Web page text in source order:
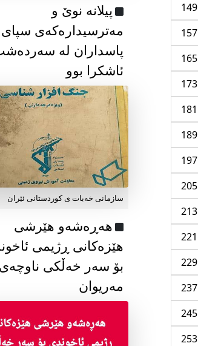
149
157
165
173
181
189
197
205
213
221
229
237
245
253
پیلانە نوێ و
مەترسیدارەکەی سپای
پاسداران لە
ئاشکرا بوو
سازمانی خەبات ی كوردستانی ئێران
هەڕەشەو هێرشی
هێزەکانی ڕژیمی
بۆ سەر خەڵکی
مەریوان